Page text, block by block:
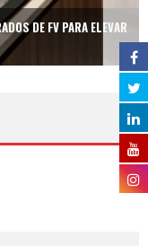
DE FV PARA ELEVAR